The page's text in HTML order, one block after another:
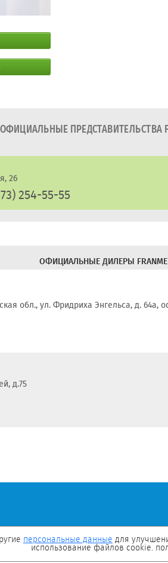
ОФИЦИАЛЬНЫЕ ПРЕДСТАВИТЕЛЬСТВА
26
254-55-55
ОФИЦИАЛЬНЫЕ ДИЛЕРЫ
обл., ул. Фридриха Энгельса, д. 64а,
д.75
марка.
персональные данные для
использование файлов cookie.